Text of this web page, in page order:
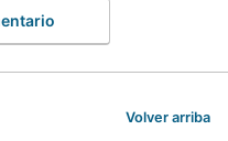
Volver arriba